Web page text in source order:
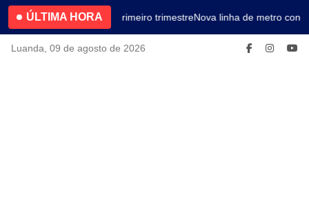
ÚLTIMA HORA4.2% no primeiro trimestreNova linha de metro
Luanda, 09 de agosto de 2026